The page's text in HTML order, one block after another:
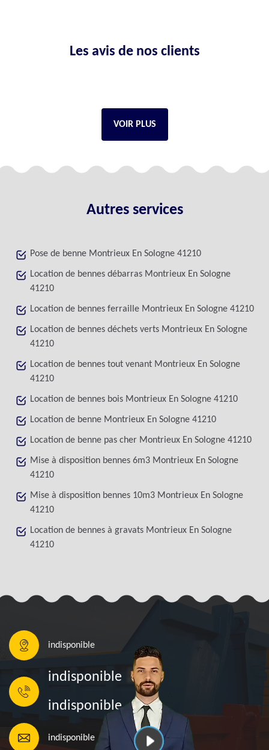
Les avis de nos clients
VOIR PLUS
Autres services
Pose de benne Montrieux En Sologne 41210
Location de bennes débarras Montrieux En Sologne
41210
Location de bennes ferraille Montrieux En Sologne 41210
Location de bennes déchets verts Montrieux En Sologne
41210
Location de bennes tout venant Montrieux En Sologne
41210
Location de bennes bois Montrieux En Sologne 41210
Location de benne Montrieux En Sologne 41210
Location de benne pas cher Montrieux En Sologne 41210
Mise à disposition bennes 6m3 Montrieux En Sologne
41210
Mise à disposition bennes 10m3 Montrieux En Sologne
41210
Location de bennes à gravats Montrieux En Sologne
41210
indisponible
indisponible
indisponible
indisponible